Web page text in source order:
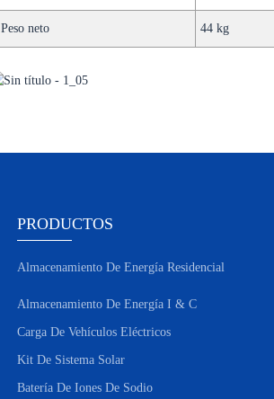
Peso neto 44 kg
PRODUCTOS
Almacenamiento De Energía Residencial
Almacenamiento De Energía I & C
Carga De Vehículos Eléctricos
Kit De Sistema Solar
Batería De Iones De Sodio